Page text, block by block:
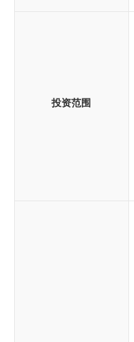
投资范围